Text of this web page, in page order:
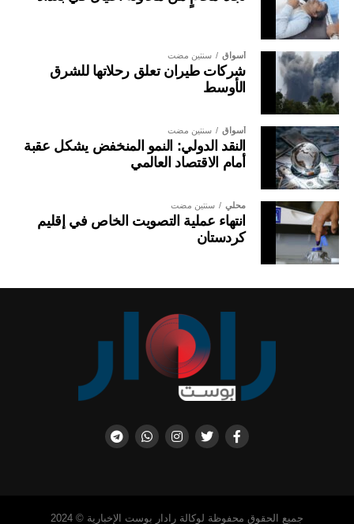
أسواق سنتين مضت
شركات طيران تعلق رحلاتها للشرق
الأوسط
أسواق سنتين مضت
النقد الدولي: النمو المنخفض يشكل عقبة
أمام الاقتصاد العالمي
محلي سنتين مضت
انتهاء عملية التصويت الخاص في إقليم
كردستان
جميع الحقوق محفوظة لوكالة رادار بوست الإخبارية © 2024